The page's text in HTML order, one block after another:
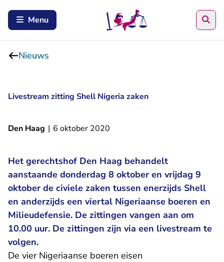
Menu
Nieuws
Livestream zitting Shell Nigeria zaken
Den Haag | 6 oktober 2020
Het gerechtshof Den Haag behandelt
aanstaande donderdag 8 oktober en vrijdag 9
oktober de civiele zaken tussen enerzijds Shell
en anderzijds een viertal Nigeriaanse boeren en
Milieudefensie. De zittingen vangen aan om
10.00 uur. De zittingen zijn via een livestream te
volgen.
De vier Nigeriaanse boeren eisen